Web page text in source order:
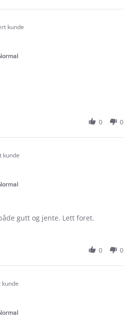
kunde
0 0
kunde
gutt og jente. Lett foret.
0 0